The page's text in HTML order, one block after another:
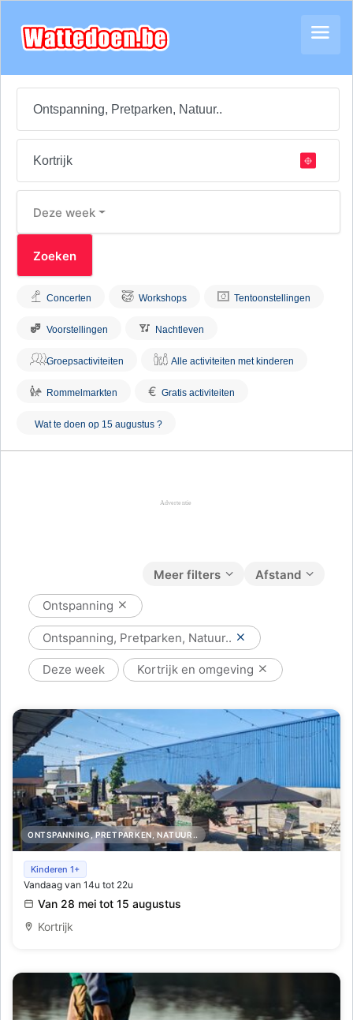
Deze week
Concerten Workshops Tentoonstellingen
Voorstellingen Nachtleven
Groepsactiviteiten Alle activiteiten met kinderen
Rommelmarkten € Gratis activiteiten
Wat te doen op 15 augustus ?
Afstand
Meer filters
Ontspanning
Ontspanning, Pretparken, Natuur..
Deze week Kortrijk en omgeving
ONTSPANNING, PRETPARKEN, NATUUR..
Barlocal
Kinderen 1+
Vandaag van 14u tot 22u
Van 28 mei tot 15 augustus
Kortrijk